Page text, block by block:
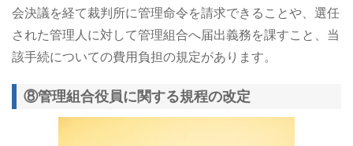
会決議を経て裁判所に管理命令を請求できることや、選任
された管理人に対して管理組合へ届出義務を課すこと、当
該手続についての費用負担の規定があります。
⑧管理組合役員に関する規程の改定